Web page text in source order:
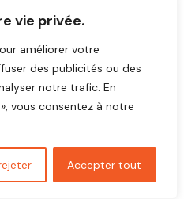
vie privée.
améliorer votre
des publicités ou des
notre trafic. En
vous consentez à notre
Accepter tout